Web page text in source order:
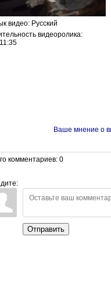
видео: Русский
видеоролика:
Ваше мнение о
комментариев: 0
Отправить